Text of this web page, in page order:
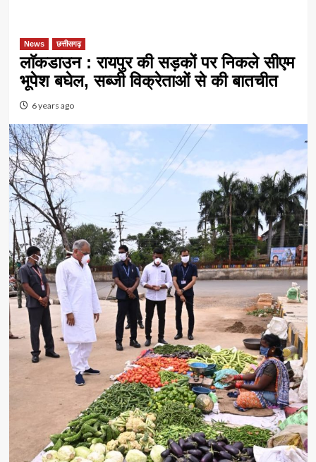
News छत्तीसगढ़
लाॅकडाउन : रायपुर की सड़कों पर निकले सीएम
भूपेश बघेल, सब्जी विक्रेताओं से की बातचीत
6 years ago